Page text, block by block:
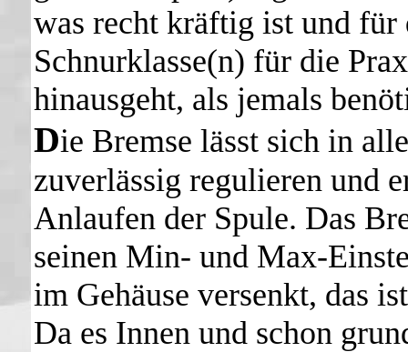
was recht kräftig ist und für
Schnurklasse(n) für die
hinausgeht, als jemals
Die Bremse lässt sich in
zuverlässig regulieren und
Anlaufen der Spule. Das
seinen Min- und Max-
im Gehäuse versenkt, das
Da es Innen und schon